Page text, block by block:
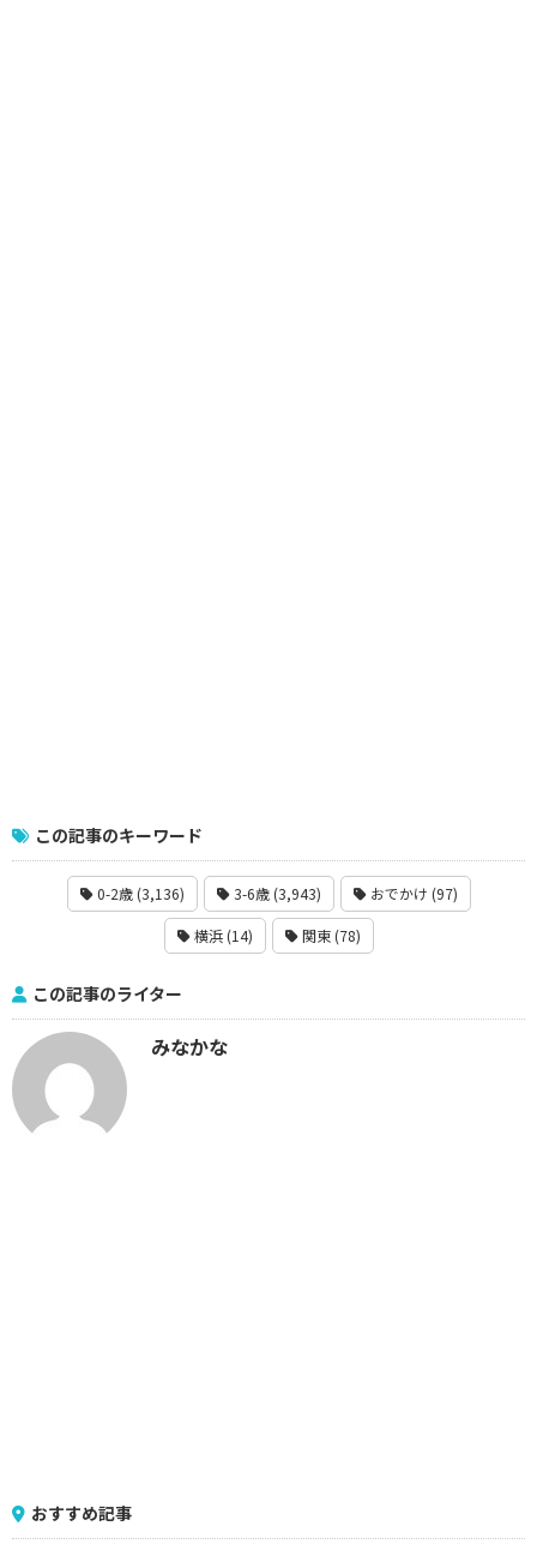
この記事のキーワード
0-2歳 (3,136) 3-6歳 (3,943) おでかけ (97)
横浜 (14) 関東 (78)
この記事のライター
みなかな
おすすめ記事